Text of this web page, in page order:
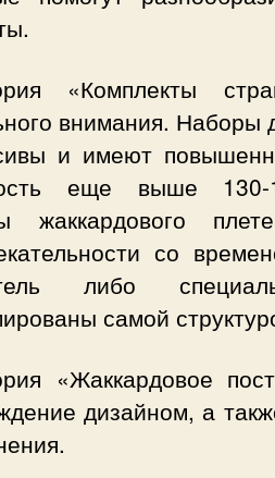
«Комплекты
внимания. Наборы
и имеют
еще выше 130-
жаккардового
со
либо
самой
«Жаккардовое
дизайном, а